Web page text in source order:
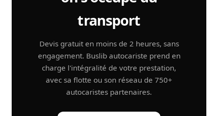
transport
Devis gratuit en moins de 2 heures, sans
engagement. Buslib autocariste prend en
charge l'intégralité de votre prestation,
avec sa flotte ou son réseau de 750+
autocaristes partenaires.